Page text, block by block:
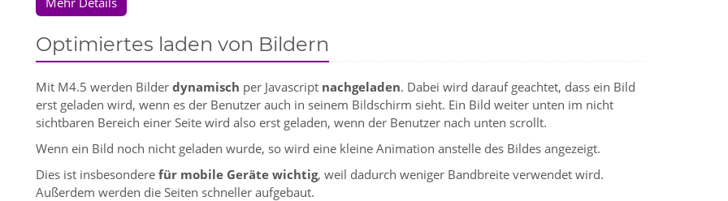
Optimiertes laden von Bildern
Mit M4.5 werden Bilder dynamisch per Javascript nachgeladen. Dabei wird darauf geachtet, dass ein Bild
erst geladen wird, wenn es der Benutzer auch in seinem Bildschirm sieht. Ein Bild weiter unten im nicht
sichtbaren Bereich einer Seite wird also erst geladen, wenn der Benutzer nach unten scrollt.
Wenn ein Bild noch nicht geladen wurde, so wird eine kleine Animation anstelle des Bildes angezeigt.
Dies ist insbesondere für mobile Geräte wichtig, weil dadurch weniger Bandbreite verwendet wird.
Außerdem werden die Seiten schneller aufgebaut.